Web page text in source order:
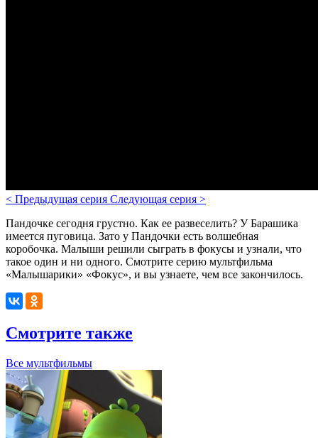
< Предыдущая серия Следующая серия >
Пандочке сегодня грустно. Как ее развеселить? У Барашика
имеется пуговица. Зато у Пандочки есть волшебная
коробочка. Малыши решили сыграть в фокусы и узнали, что
такое один и ни одного. Смотрите серию мультфильма
«Малышарики» «Фокус», и вы узнаете, чем все закончилось.
Смотрите также
Все мультфильмы